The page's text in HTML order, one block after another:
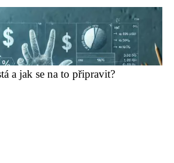
a jak se na to připravit?